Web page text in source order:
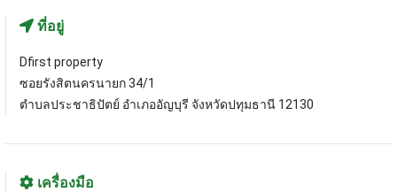
ที่อยู่
Dfirst property
ซอยรังสิตนครนายก 34/1
ตำบลประชาธิปัตย์ อำเภออัญบุรี จังหวัดปทุมธานี 12130
เครื่องมือ